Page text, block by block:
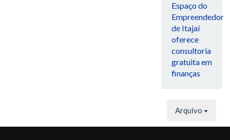
Espaço do
Empreendedor
de Itajaí
oferece
consultoria
gratuita em
finanças
Arquivo